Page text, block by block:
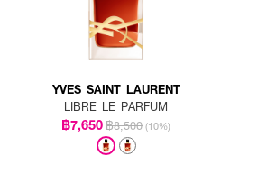
YVES SAINT LAURENT
LIBRE LE PARFUM
฿7,650฿8,500 (10%)